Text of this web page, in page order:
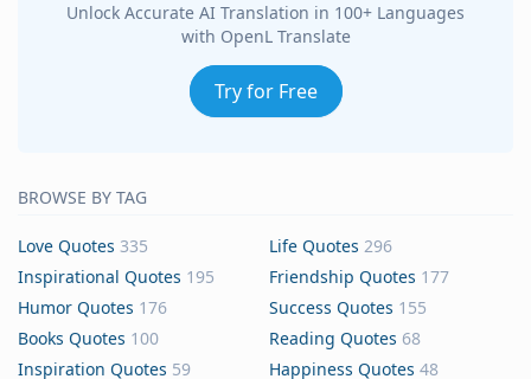
Unlock Accurate AI Translation in 100+ Languages
with OpenL Translate
Try for Free
BROWSE BY TAG
Love Quotes 335 Life Quotes 296
Inspirational Quotes 195 Friendship Quotes 177
Humor Quotes 176 Success Quotes 155
Books Quotes 100 Reading Quotes 68
Inspiration Quotes 59 Happiness Quotes 48